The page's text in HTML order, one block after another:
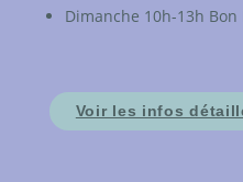
Dimanche 10h-13h Bon
Voir les infos